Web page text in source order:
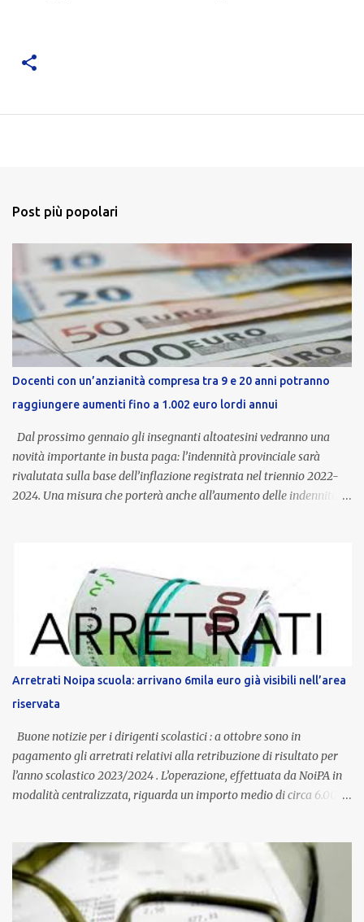
Post più popolari
Docenti con un’anzianità compresa tra 9 e 20 anni potranno
raggiungere aumenti fino a 1.002 euro lordi annui
Dal prossimo gennaio gli insegnanti altoatesini vedranno una
novità importante in busta paga: l’indennità provinciale sarà
rivalutata sulla base dell’inflazione registrata nel triennio 2022-
2024. Una misura che porterà anche all’aumento delle indennità di
dedicato alle donne vittime di violenza di genere, in linea con la
normativa nazionale e con l’obiettivo di offrire maggiore tutela e
supporto in situazioni delicate. L’indennità provinciale per i docenti
è un unicum in Italia: si tratta di una misura esclusiva della
Provincia autonoma di Bolzano, che integra in maniera stabile lo
stipendio nazionale grazie alle prerogative garantite
dall’autonomia locale. Non è un bonus temporaneo né un
compenso accessorio, ma una voce strutturale di retribuzione,
aggiornata periodicamente in base al cost...
Arretrati Noipa scuola: arrivano 6mila euro già visibili nell’area
riservata
Buone notizie per i dirigenti scolastici : a ottobre sono in
pagamento gli arretrati relativi alla retribuzione di risultato per
l’anno scolastico 2023/2024 . L’operazione, effettuata da NoiPA in
modalità centralizzata, riguarda un importo medio di circa 6.000
ordinaria di ottobre . Cos’è la retribuzione di risultato La
retribuzione di risultato rappresenta la parte variabile dello
stipendio dei dirigenti scolastici. Viene corrisposta per valorizzare
la qualità dell’attività svolta, la gestione delle risorse e il